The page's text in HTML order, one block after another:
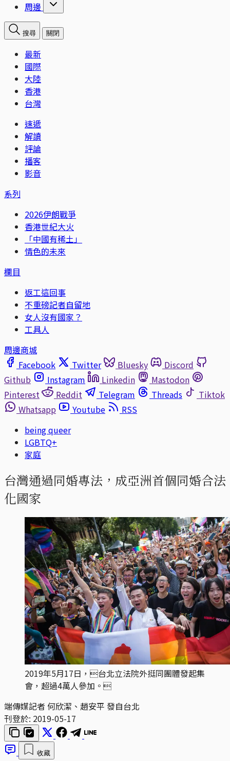
周邊
搜尋 關閉
最新
國際
大陸
香港
台灣
速遞
解讀
評論
播客
影音
系列
2026伊朗戰爭
香港世紀大火
「中國有稀土」
情色的未來
欄目
返工這回事
不重磅記者自留地
女人沒有國家？
工具人
周邊商城
Facebook
Twitter Bluesky
Discord
Github
Instagram Linkedin
Mastodon
Pinterest
Reddit Telegram Threads
Tiktok
Whatsapp
Youtube
RSS
being queer
LGBTQ+
家庭
台灣通過同婚專法，成亞洲首個同婚合法
化國家
2019年5月17日，台北立法院外挺同團體發起集
會，超過4萬人參加。
端傳媒記者 何欣潔、趙安平 發自台北
刊登於: 2019-05-17
收藏